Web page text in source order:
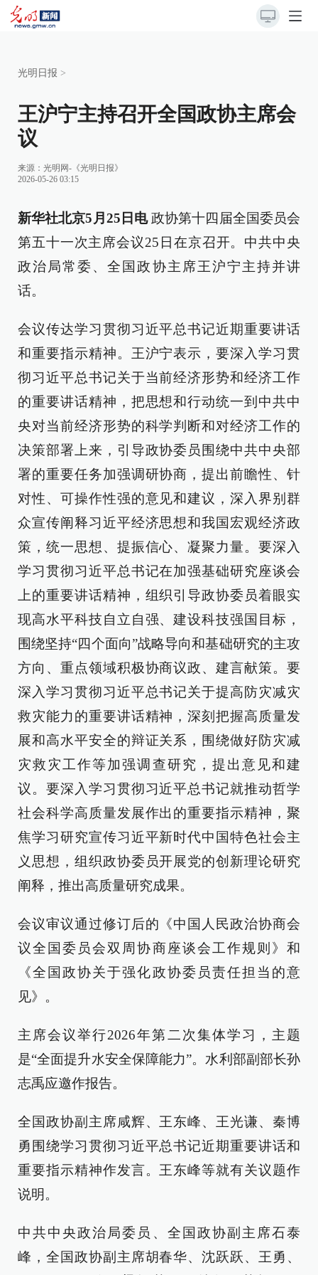
光明日报 >
王沪宁主持召开全国政协主席会
议
来源： 光明网-《光明日报》
2026-05-26 03:15
新华社北京5月25日电政协第十四届全国委员会
第五十一次主席会议25日在京召开。中共中央
政治局常委、全国政协主席王沪宁主持并讲
话。
会议传达学习贯彻习近平总书记近期重要讲话
和重要指示精神。王沪宁表示，要深入学习贯
彻习近平总书记关于当前经济形势和经济工作
的重要讲话精神，把思想和行动统一到中共中
央对当前经济形势的科学判断和对经济工作的
决策部署上来，引导政协委员围绕中共中央部
署的重要任务加强调研协商，提出前瞻性、针
对性、可操作性强的意见和建议，深入界别群
众宣传阐释习近平经济思想和我国宏观经济政
策，统一思想、提振信心、凝聚力量。要深入
学习贯彻习近平总书记在加强基础研究座谈会
上的重要讲话精神，组织引导政协委员着眼实
现高水平科技自立自强、建设科技强国目标，
围绕坚持“四个面向”战略导向和基础研究的主攻
方向、重点领域积极协商议政、建言献策。要
深入学习贯彻习近平总书记关于提高防灾减灾
救灾能力的重要讲话精神，深刻把握高质量发
展和高水平安全的辩证关系，围绕做好防灾减
灾救灾工作等加强调查研究，提出意见和建
议。要深入学习贯彻习近平总书记就推动哲学
社会科学高质量发展作出的重要指示精神，聚
焦学习研究宣传习近平新时代中国特色社会主
义思想，组织政协委员开展党的创新理论研究
阐释，推出高质量研究成果。
会议审议通过修订后的《中国人民政治协商会
议全国委员会双周协商座谈会工作规则》和
《全国政协关于强化政协委员责任担当的意
见》。
主席会议举行2026年第二次集体学习，主题
是“全面提升水安全保障能力”。水利部副部长孙
志禹应邀作报告。
全国政协副主席咸辉、王东峰、王光谦、秦博
勇围绕学习贯彻习近平总书记近期重要讲话和
重要指示精神作发言。王东峰等就有关议题作
说明。
中共中央政治局委员、全国政协副主席石泰
峰，全国政协副主席胡春华、沈跃跃、王勇、